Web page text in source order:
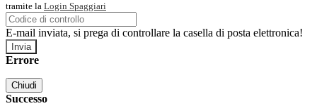
tramite la Login Spaggiari
E-mail inviata, si prega di controllare la casella di posta elettronica!
Errore
Chiudi
Successo